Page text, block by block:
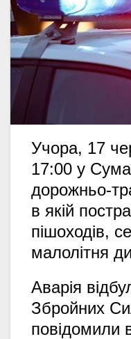
Учора, 17
17:00 у
дорожньо-
в якій
пішоходів,
малолітня
Аварія
Збройних
повідомили